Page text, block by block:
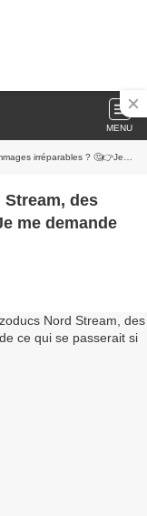
MENU
me demande ce qui se passerait si les ...
des
me demande